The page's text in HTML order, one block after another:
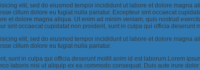
elit, sed do eiusmod tempor incididunt ut labore et dolore
cillum dolore eu fugiat nulla pariatur. Excepteur sint occaecat
et dolore magna aliqua. Ut enim ad minim veniam, quis nostrud
sint occaecat cupidatat non proident, sunt in culpa qui officia deserunt
elit, sed do eiusmod tempor incididunt ut labore et dolore
cillum dolore eu fugiat nulla pariatur.
sunt in culpa qui officia deserunt mollit anim id est laborum.Lorem
laboris nisi ut aliquip ex ea commodo consequat. Duis aute irure